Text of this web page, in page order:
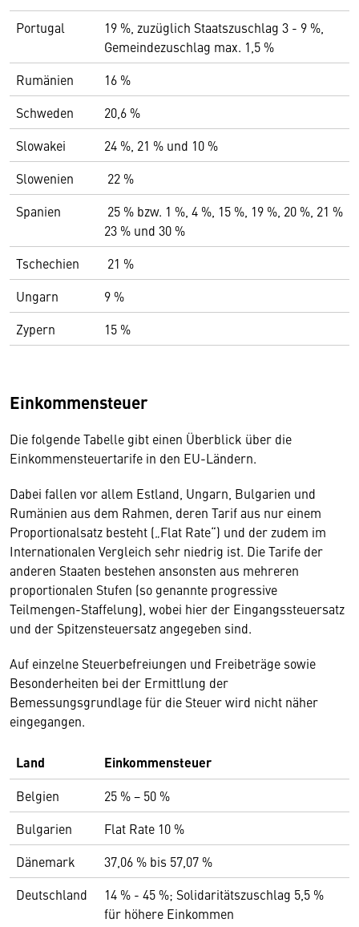
Portugal
19 %, zuzüglich Staatszuschlag 3 - 9 %,
Gemeindezuschlag max. 1,5 %
Rumänien
16 %
Schweden
20,6 %
Slowakei
24 %, 21 % und 10 %
Slowenien
22 %
Spanien
25 % bzw. 1 %, 4 %, 15 %, 19 %, 20 %, 21 %
23 % und 30 %
Tschechien
21 %
Ungarn
9 %
Zypern
15 %
Einkommensteuer
Die folgende Tabelle gibt einen Überblick über die
Einkommensteuertarife in den EU-Ländern.
Dabei fallen vor allem Estland, Ungarn, Bulgarien und
Rumänien aus dem Rahmen, deren Tarif aus nur einem
Proportionalsatz besteht („Flat Rate“) und der zudem im
Internationalen Vergleich sehr niedrig ist. Die Tarife der
anderen Staaten bestehen ansonsten aus mehreren
proportionalen Stufen (so genannte progressive
Teilmengen-Staffelung), wobei hier der Eingangssteuersatz
und der Spitzensteuersatz angegeben sind.
Auf einzelne Steuerbefreiungen und Freibeträge sowie
Besonderheiten bei der Ermittlung der
Bemessungsgrundlage für die Steuer wird nicht näher
eingegangen.
Land Einkommensteuer
Belgien
25 % − 50 %
Bulgarien
Flat Rate 10 %
Dänemark
37,06 % bis 57,07 %
Deutschland
14 % - 45 %; Solidaritätszuschlag 5,5 %
für höhere Einkommen